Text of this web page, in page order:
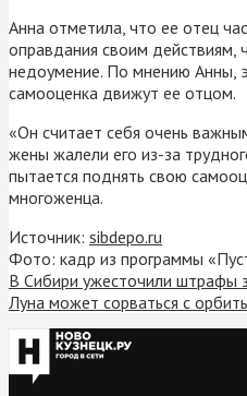
Анна отметила, что ее отец
оправдания своим действиям,
недоумение. По мнению Анны,
самооценка движут ее отцом.
«Он считает себя очень
жены жалели его из-за
пытается поднять свою
многоженца.
Источник: sibdepo.ru
Фото: кадр из программы
В Сибири ужесточили штрафы
Луна может сорваться с